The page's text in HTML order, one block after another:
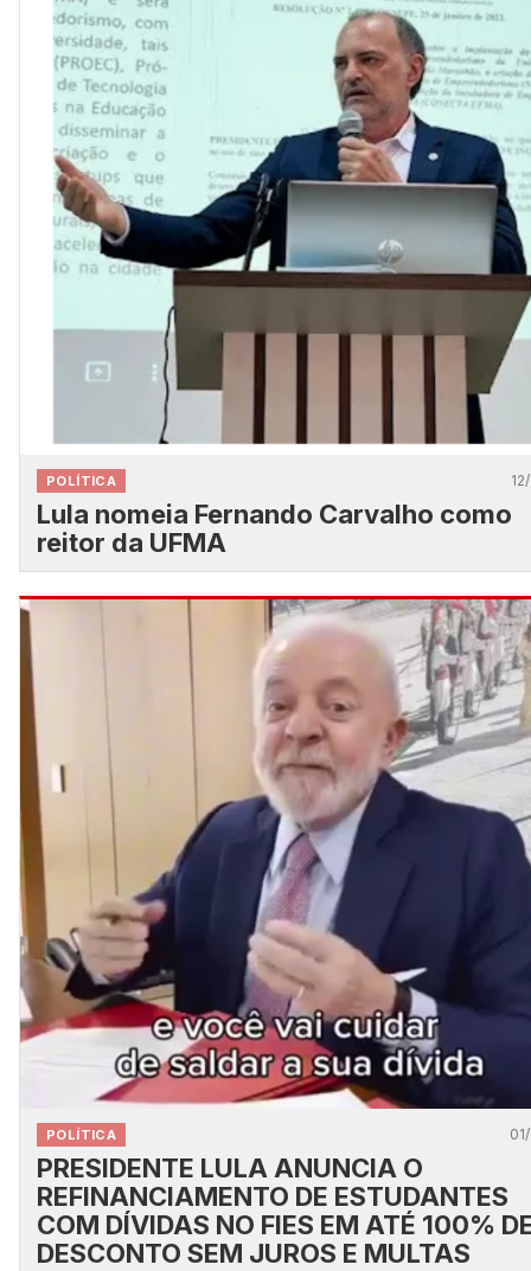
POLÍTICA
Lula nomeia Fernando Carvalho como
reitor da UFMA
POLÍTICA
PRESIDENTE LULA ANUNCIA O
REFINANCIAMENTO DE ESTUDANTES
COM DÍVIDAS NO FIES EM ATÉ 100%
DESCONTO SEM JUROS E MULTAS